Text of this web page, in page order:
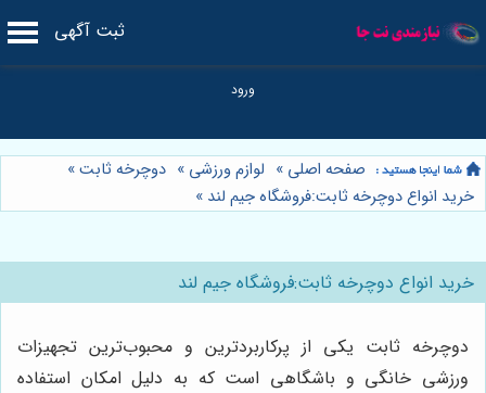
ثبت آگهی
صفحه اصلی » لوازم ورزشی » دوچرخه ثابت»
خرید انواع دوچرخه ثابت:فروشگاه جیم لند »
خرید انواع دوچرخه ثابت:فروشگاه جیم لند
دوچرخه ثابت یکی از پرکاربردترین و محبوب‌ترین تجهیزات
ورزشی خانگی و باشگاهی است که به دلیل امکان استفاده